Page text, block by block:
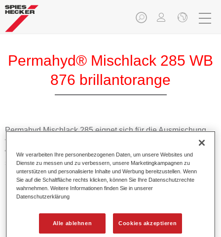
Permahyd® Mischlack 285 WB
876 brillantorange
Permahyd Mischlack 285 eignet sich für die Ausmischung
von Permahyd Perlmutt Basislack 285, einem hochwertigen
wasserverdünnbaren Basislacksystem. Es basiert auf einer
speziellen PU-Dispersionstechnologie für Uni- und
Effektlackierungen.
Produktmerkmale
1,5 Spritzgängen.
Bietet ein gutes Standvermögen.
Wir verarbeiten Ihre personenbezogenen Daten, um unsere Websites und
Dienste zu messen und zu verbessern, unsere Marketingkampagnen zu
unterstützen und personalisierte Inhalte und Werbung bereitzustellen. Wenn
Sie auf die Schaltfläche rechts klicken, können Sie Ihre Datenschutzrechte
wahrnehmen. Weitere Informationen finden Sie in unserer
Datenschutzerklärung
Alle ablehnen Cookies akzeptieren